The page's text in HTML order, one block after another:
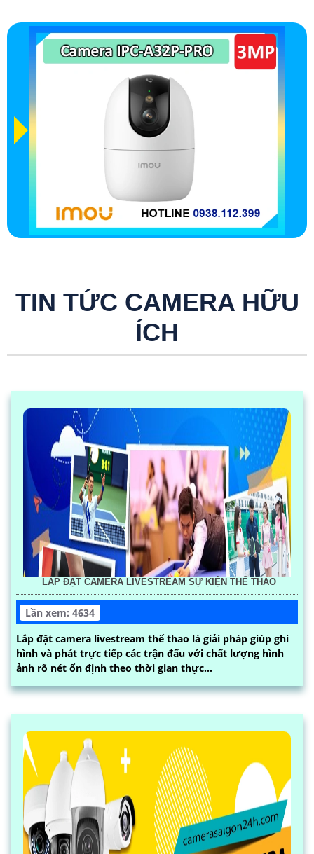
TIN TỨC CAMERA HỮU
ÍCH
LẮP ĐẶT CAMERA LIVESTREAM SỰ KIỆN THỂ THAO
Lần xem: 4634
Lắp đặt camera livestream thể thao là giải pháp giúp ghi
hình và phát trực tiếp các trận đấu với chất lượng hình
ảnh rõ nét ổn định theo thời gian thực...